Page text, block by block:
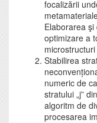
focalizării
Elaborarea
optimizare a
Stabilirea
numeric de
stratului „j”
algoritm de
procesarea